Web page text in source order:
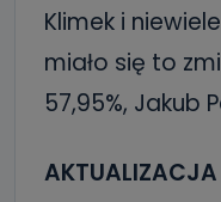
Klimek i
miało się to
57,95%, Jakub